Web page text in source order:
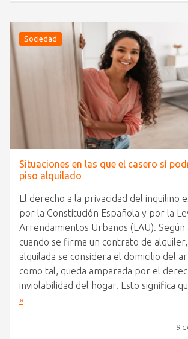
Sociedad
Situaciones en las que el casero sí
piso alquilado
El derecho a la privacidad del inquilino
por la Constitución Española y por la
Arrendamientos Urbanos (LAU). Según
cuando se firma un contrato de
alquilada se considera el domicilio del
como tal, queda amparada por el
inviolabilidad del hogar. Esto significa
»
9